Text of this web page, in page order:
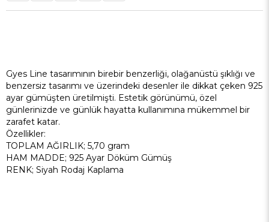
Gyes Line tasarımının birebir benzerliği, olağanüstü şıklığı ve
benzersiz tasarımı ve üzerindeki desenler ile dikkat çeken 925
ayar gümüşten üretilmişti. Estetik görünümü, özel
günlerinizde ve günlük hayatta kullanımına mükemmel bir
zarafet katar.
Özellikler:
TOPLAM AĞIRLIK; 5,70 gram
HAM MADDE; 925 Ayar Döküm Gümüş
RENK; Siyah Rodaj Kaplama